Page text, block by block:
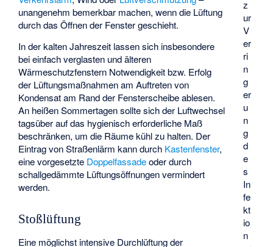
z
ur
V
er
ri
n
g
er
u
n
g
d
e
s
In
fe
kt
io
n
unangenehm bemerkbar machen, wenn die Lüftung
durch das Öffnen der Fenster geschieht.
In der kalten Jahreszeit lassen sich insbesondere
bei einfach verglasten und älteren
Wärmeschutzfenstern Notwendigkeit bzw. Erfolg
der Lüftungsmaßnahmen am Auftreten von
Kondensat am Rand der Fensterscheibe ablesen.
An heißen Sommertagen sollte sich der Luftwechsel
tagsüber auf das hygienisch erforderliche Maß
beschränken, um die Räume kühl zu halten. Der
Eintrag von Straßenlärm kann durch Kastenfenster,
eine vorgesetzte Doppelfassadeoder durch
schallgedämmte Lüftungsöffnungen vermindert
werden.
Stoßlüftung
Eine möglichst intensive Durchlüftung der